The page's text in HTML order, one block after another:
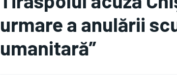
urmare a anulării
umanitară”